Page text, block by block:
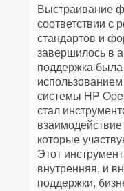
Выстраивание
соответствии с
стандартов и
завершилось в
поддержка
системы HP
стал
которые
Этот
внутренняя, и
поддержки,